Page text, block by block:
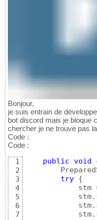
Bonjour,
je suis entrain de
bot discord mais je bloque
chercher je ne trouve pas
Code :
Code :
1
2
3
4
5
6
7
public void
try {
stm